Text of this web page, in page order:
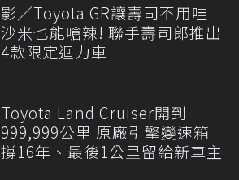
影／Toyota GR讓壽司不用哇
沙米也能嗆辣! 聯手壽司郎推出
4款限定迴力車
Toyota Land Cruiser開到
999,999公里 原廠引擎變速箱
撐16年、最後1公里留給新車主